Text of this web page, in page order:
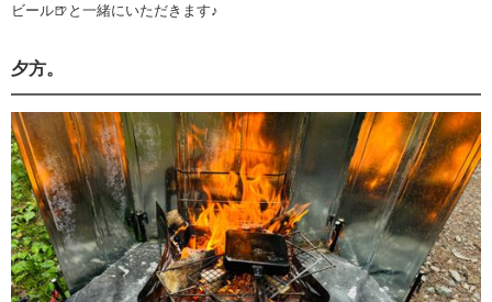
ビール🍺と一緒にいただきます♪
夕方。